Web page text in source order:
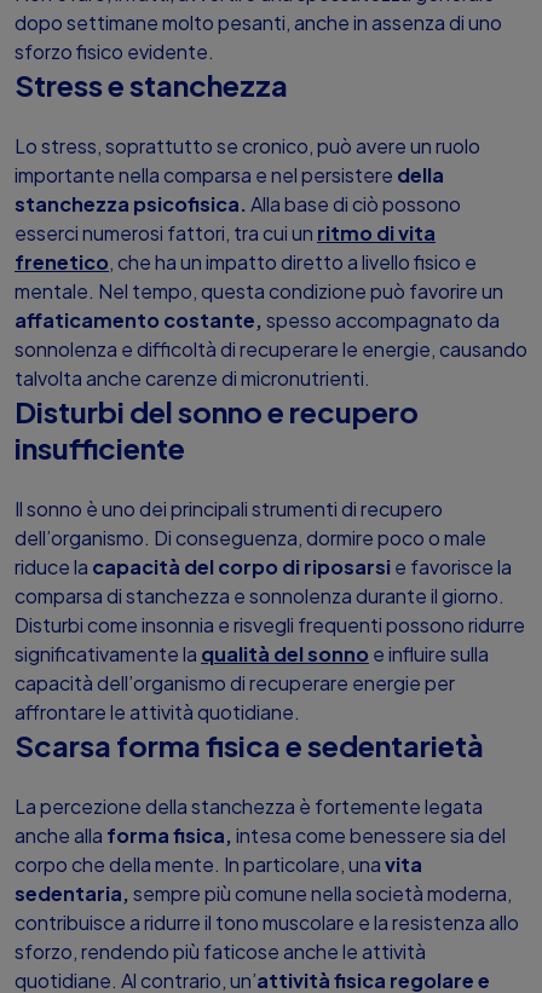
dopo settimane molto pesanti, anche in assenza di uno
sforzo fisico evidente.
Stress e stanchezza
Lo stress, soprattutto se cronico, può avere un ruolo
importante nella comparsa e nel persistere della
stanchezza psicofisica. Alla base di ciò possono
esserci numerosi fattori, tra cui un ritmo di vita
frenetico, che ha un impatto diretto a livello fisico e
mentale. Nel tempo, questa condizione può favorire un
affaticamento costante, spesso accompagnato da
sonnolenza e difficoltà di recuperare le energie, causando
talvolta anche carenze di micronutrienti.
Disturbi del sonno e recupero
insufficiente
Il sonno è uno dei principali strumenti di recupero
dell’organismo. Di conseguenza, dormire poco o male
riduce la capacità del corpo di riposarsi e favorisce la
comparsa di stanchezza e sonnolenza durante il giorno.
Disturbi come insonnia e risvegli frequenti possono ridurre
significativamente la qualità del sonno e influire sulla
capacità dell’organismo di recuperare energie per
affrontare le attività quotidiane.
Scarsa forma fisica e sedentarietà
La percezione della stanchezza è fortemente legata
anche alla forma fisica, intesa come benessere sia del
corpo che della mente. In particolare, unavita
sedentaria, sempre più comune nella società moderna,
contribuisce a ridurre il tono muscolare e la resistenza allo
sforzo, rendendo più faticose anche le attività
quotidiane. Al contrario, un’attività fisica regolare e